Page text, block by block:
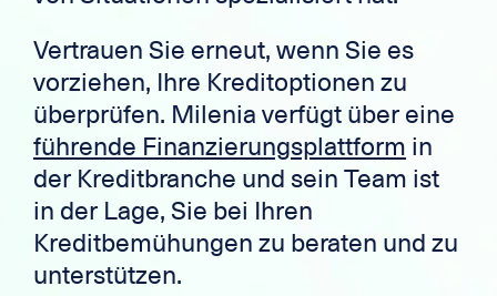
Vertrauen Sie erneut, wenn Sie es
vorziehen, Ihre Kreditoptionen zu
überprüfen. Milenia verfügt über eine
führende Finanzierungsplattform in
der Kreditbranche und sein Team ist
in der Lage, Sie bei Ihren
Kreditbemühungen zu beraten und zu
unterstützen.